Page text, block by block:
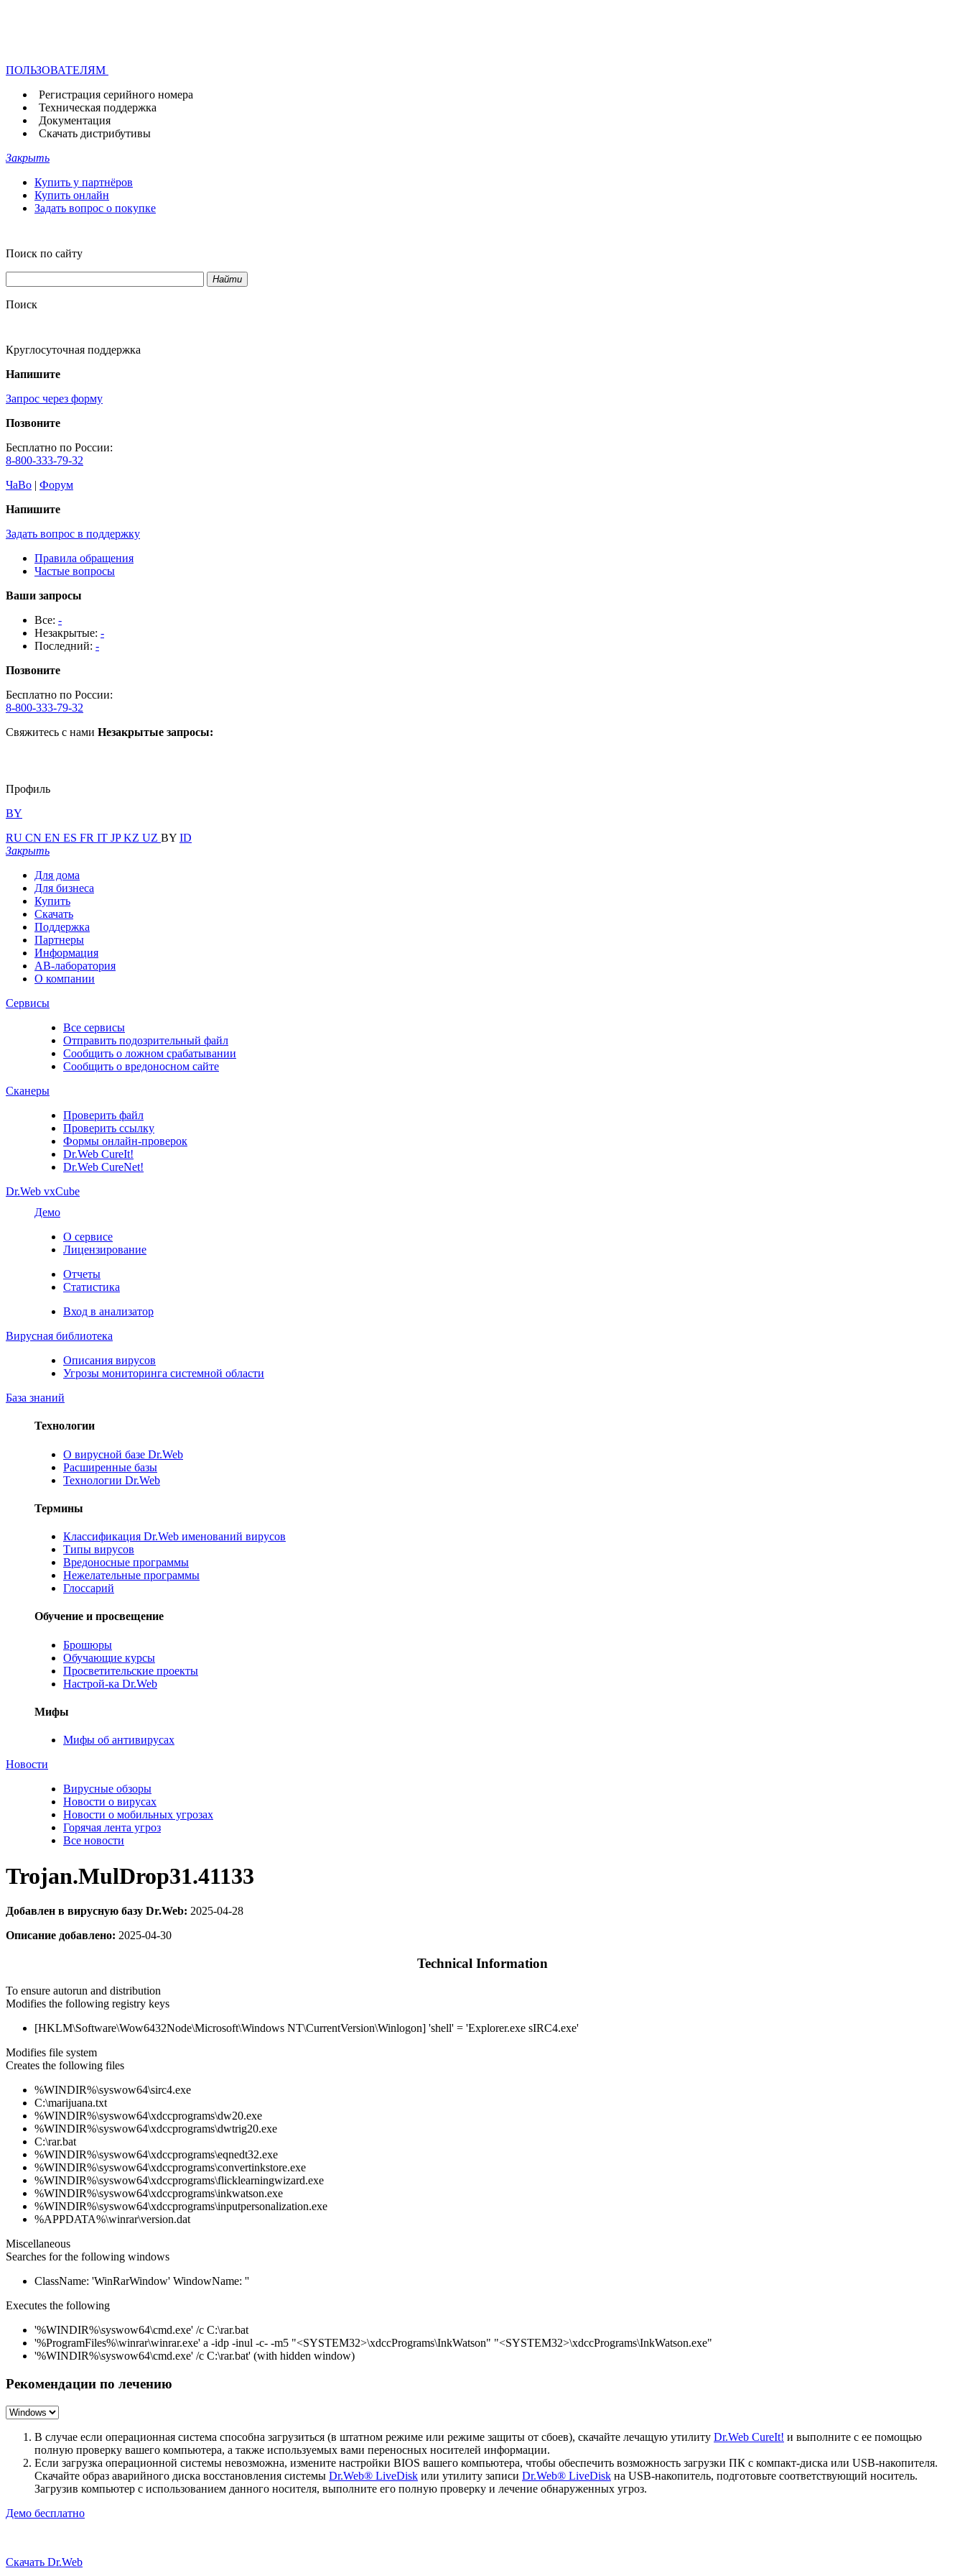
ПОЛЬЗОВАТЕЛЯМ
Регистрация серийного номера
Техническая поддержка
Документация
Скачать дистрибутивы
Закрыть
Купить у партнёров
Купить онлайн
Задать вопрос о покупке
Поиск по сайту
Найти
Поиск
Круглосуточная поддержка
Напишите
Запрос через форму
Позвоните
Бесплатно по России:
8-800-333-79-32
ЧаВо | Форум
Напишите
Задать вопрос в поддержку
Правила обращения
Частые вопросы
Ваши запросы
Все: -
Незакрытые: -
Последний: -
Позвоните
Бесплатно по России:
8-800-333-79-32
Свяжитесь с нами Незакрытые запросы:
Профиль
BY
RU CN EN ES FR IT JPKZ UZ BY ID
Закрыть
Для дома
Для бизнеса
Купить
Скачать
Поддержка
Партнеры
Информация
АВ-лаборатория
О компании
Сервисы
Все сервисы
Отправить подозрительный файл
Сообщить о ложном срабатывании
Сообщить о вредоносном сайте
Сканеры
Проверить файл
Проверить ссылку
Формы онлайн-проверок
Dr.Web CureIt!
Dr.Web CureNet!
Dr.Web vxCube
Демо
О сервисе
Лицензирование
Отчеты
Статистика
Вход в анализатор
Вирусная библиотека
Описания вирусов
Угрозы мониторинга системной области
База знаний
Технологии
О вирусной базе Dr.Web
Расширенные базы
Технологии Dr.Web
Термины
Классификация Dr.Web именований вирусов
Типы вирусов
Вредоносные программы
Нежелательные программы
Глоссарий
Обучение и просвещение
Брошюры
Обучающие курсы
Просветительские проекты
Настрой-ка Dr.Web
Мифы
Мифы об антивирусах
Новости
Вирусные обзоры
Новости о вирусах
Новости о мобильных угрозах
Горячая лента угроз
Все новости
Trojan.MulDrop31.41133
Добавлен в вирусную базу Dr.Web: 2025-04-28
Описание добавлено: 2025-04-30
Technical Information
To ensure autorun and distribution
Modifies the following registry keys
[HKLM\Software\Wow6432Node\Microsoft\Windows NT\CurrentVersion\Winlogon] 'shell' = 'Explorer.exe sIRC4.exe'
Modifies file system
Creates the following files
%WINDIR%\syswow64\sirc4.exe
C:\marijuana.txt
%WINDIR%\syswow64\xdccprograms\dw20.exe
%WINDIR%\syswow64\xdccprograms\dwtrig20.exe
C:\rar.bat
%WINDIR%\syswow64\xdccprograms\eqnedt32.exe
%WINDIR%\syswow64\xdccprograms\convertinkstore.exe
%WINDIR%\syswow64\xdccprograms\flicklearningwizard.exe
%WINDIR%\syswow64\xdccprograms\inkwatson.exe
%WINDIR%\syswow64\xdccprograms\inputpersonalization.exe
%APPDATA%\winrar\version.dat
Miscellaneous
Searches for the following windows
ClassName: 'WinRarWindow' WindowName: ''
Executes the following
'%WINDIR%\syswow64\cmd.exe' /c C:\rar.bat
'%ProgramFiles%\winrar\winrar.exe' a -idp -inul -c- -m5 "<SYSTEM32>\xdccPrograms\InkWatson" "<SYSTEM32>\xdccPrograms\InkWatson.exe"
'%WINDIR%\syswow64\cmd.exe' /c C:\rar.bat' (with hidden window)
Рекомендации по лечению
В случае если операционная система способна загрузиться (в штатном режиме или режиме защиты от сбоев), скачайте лечащую утилиту Dr.Web CureIt! и выполните с ее помощью
полную проверку вашего компьютера, а также используемых вами переносных носителей информации.
Если загрузка операционной системы невозможна, измените настройки BIOS вашего компьютера, чтобы обеспечить возможность загрузки ПК с компакт-диска или USB-накопителя.
Скачайте образ аварийного диска восстановления системы Dr.Web® LiveDisk или утилиту записи Dr.Web® LiveDisk на USB-накопитель, подготовьте соответствующий носитель.
Загрузив компьютер с использованием данного носителя, выполните его полную проверку и лечение обнаруженных угроз.
Демо бесплатно
Скачать Dr.Web